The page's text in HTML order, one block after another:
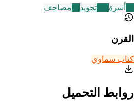
أسرة تجويد مصاحف
القرن
كتاب سماوي
روابط التحميل